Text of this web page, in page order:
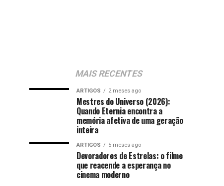
MAIS RECENTES
ARTIGOS 2 meses ago
Mestres do Universo (2026):
Quando Eternia encontra a
memória afetiva de uma geração
inteira
ARTIGOS 5 meses ago
Devoradores de Estrelas: o filme
que reacende a esperança no
cinema moderno